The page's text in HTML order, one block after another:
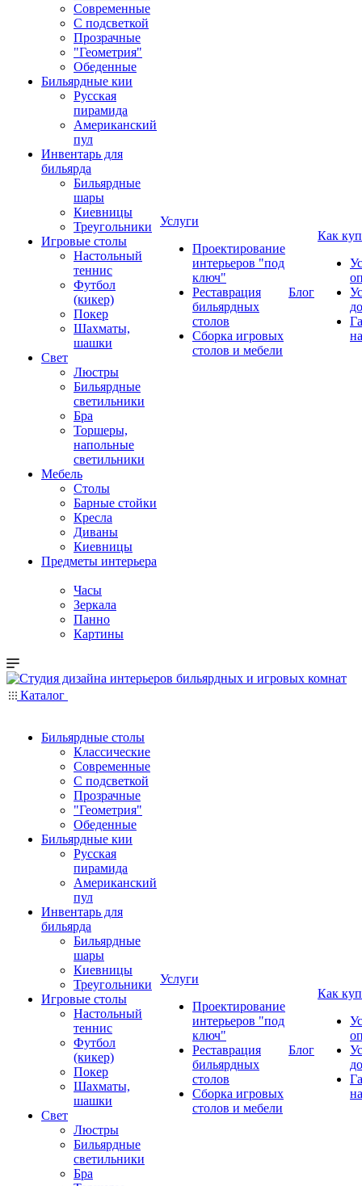
Современные
С подсветкой
Прозрачные
"Геометрия"
Обеденные
Бильярдные кии
Русская
пирамида
Американский
пул
Инвентарь для
бильярда
Бильярдные
шары
Киевницы
Треугольники
Игровые столы
Настольный
теннис
Футбол
(кикер)
Покер
Шахматы,
шашки
Свет
Люстры
Бильярдные
светильники
Бра
Торшеры,
напольные
светильники
Мебель
Столы
Барные стойки
Кресла
Диваны
Киевницы
Предметы интерьера
Часы
Зеркала
Панно
Картины
Услуги
Проектирование
интерьеров "под
ключ"
Реставрация
бильярдных
столов
Сборка игровых
столов и мебели
Блог
Как
Каталог
Бильярдные столы
Классические
Современные
С подсветкой
Прозрачные
"Геометрия"
Обеденные
Бильярдные кии
Русская
пирамида
Американский
пул
Инвентарь для
бильярда
Бильярдные
шары
Киевницы
Треугольники
Игровые столы
Настольный
теннис
Футбол
(кикер)
Покер
Шахматы,
шашки
Свет
Люстры
Бильярдные
светильники
Бра
Услуги
Проектирование
интерьеров "под
ключ"
Реставрация
бильярдных
столов
Сборка игровых
столов и мебели
Блог
Как